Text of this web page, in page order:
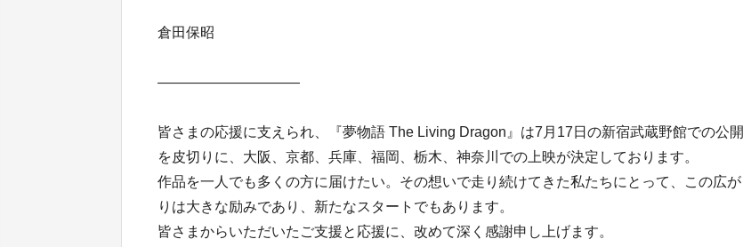
倉田保昭
――――――――――
皆さまの応援に支えられ、『夢物語 The Living Dragon』は7月17日の新宿武蔵野館での公開
を皮切りに、大阪、京都、兵庫、福岡、栃木、神奈川での上映が決定しております。
作品を一人でも多くの方に届けたい。その想いで走り続けてきた私たちにとって、この広が
りは大きな励みであり、新たなスタートでもあります。
皆さまからいただいたご支援と応援に、改めて深く感謝申し上げます。